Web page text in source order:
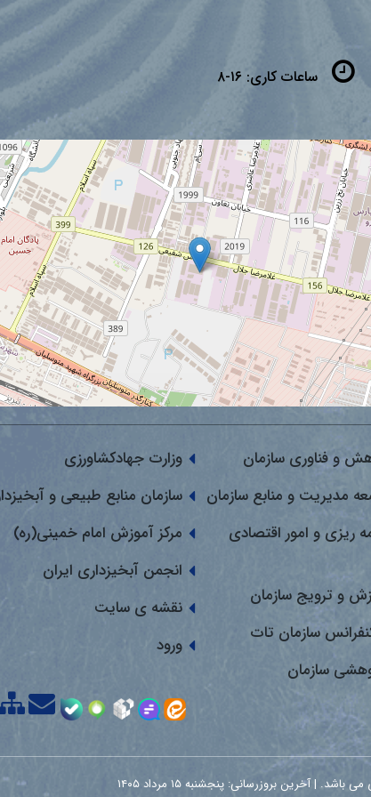
ساعات کاری: ۱۶-۸
و فناوری سازمان
مدیریت و منابع سازمان
ریزی و امور اقتصادی
و ترویج سازمان
سازمان تات
سازمان
وزارت جهادکشاورزی
سازمان منابع طبیعی و
مرکز آموزش امام خمینی(ره)
انجمن آبخیزداری ایران
نقشه ی سایت
ورود
بروزرسانی: پنجشنبه ۱۵ مرداد ۱۴۰۵